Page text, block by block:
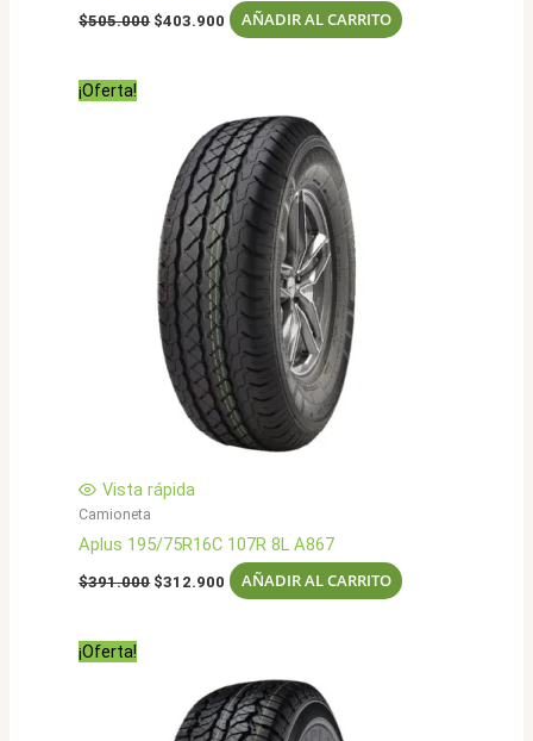
$505.000 El
$403.900 El
precio
AÑADIR AL CARRITO
¡Oferta!
Vista rápida
Camioneta
Aplus 195/75R16C 107R 8L A867
$391.000 El
$312.900 El
precio
AÑADIR AL CARRITO
¡Oferta!